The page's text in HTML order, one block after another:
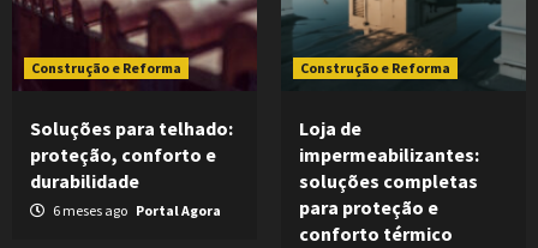
Construção e Reforma
Soluções para telhado:
proteção, conforto e
durabilidade
6 meses ago Portal Agora
Construção e Reforma
Loja de
impermeabilizantes:
soluções completas
para proteção e
conforto térmico